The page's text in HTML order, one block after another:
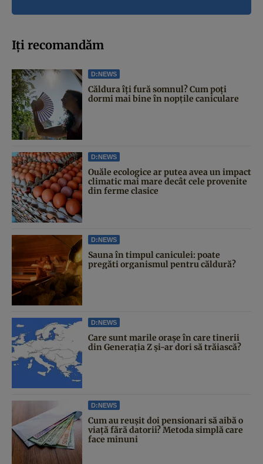
Iți recomandăm
D:NEWS
Căldura îți fură somnul? Cum poți
dormi mai bine în nopțile caniculare
D:NEWS
Ouăle ecologice ar putea avea un impact
climatic mai mare decât cele provenite
din ferme clasice
D:NEWS
Sauna în timpul caniculei: poate
pregăti organismul pentru căldură?
D:NEWS
Care sunt marile orașe în care tinerii
din Generația Z și-ar dori să trăiască?
D:NEWS
Cum au reușit doi pensionari să aibă o
viață fără datorii? Metoda simplă care
face minuni